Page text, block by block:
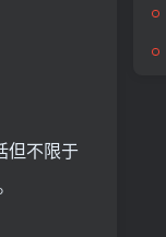
但不限于